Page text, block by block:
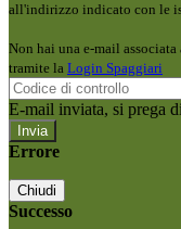
all'indirizzo indicato con le
Non hai una e-mail
tramite la Login Spaggiari
E-mail inviata, si prega
Errore
Chiudi
Successo